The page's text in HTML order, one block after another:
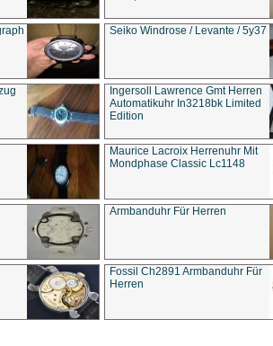
Seiko Windrose / Levante / 5y37
Ingersoll Lawrence Gmt Herren
Automatikuhr In3218bk Limited
Edition
Maurice Lacroix Herrenuhr Mit
Mondphase Classic Lc1148
Armbanduhr Für Herren
Fossil Ch2891 Armbanduhr Für
Herren